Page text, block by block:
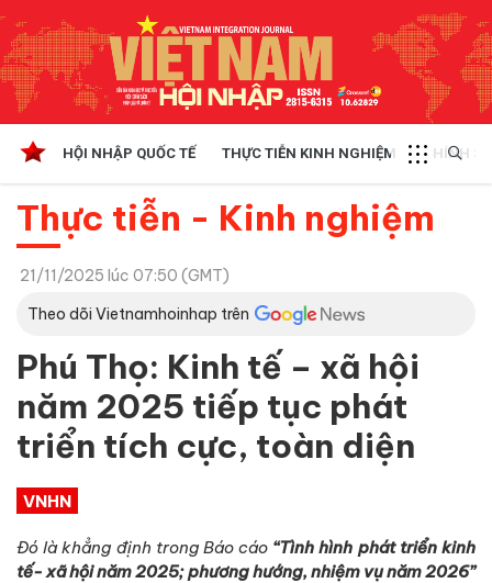
HỘI NHẬP QUỐC TẾ THỰC TIỄN KINH NGHIỆM CHÍNH
Thực tiễn - Kinh nghiệm
21/11/2025 lúc 07:50 (GMT)
Theo dõi Vietnamhoinhap trên
Phú Thọ: Kinh tế – xã hội
năm 2025 tiếp tục phát
triển tích cực, toàn diện
VNHN
Đó là khẳng định trong Báo cáo “Tình hình phát triểnkinh
tế- xã hội năm 2025; phương hướng, nhiệm vụ năm 2026”